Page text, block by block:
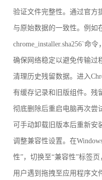
验证文件完整性。通过官方
与原始数据的一致性。例如
chrome_installer.sha256`命
确保网络稳定以避免传输过
清理历史残留数据。进入
有缓存记录和旧版组件。残
彻底删除后重启电脑再次尝
可手动卸载旧版本后重新安
调整兼容性设置。在
性”，切换至“兼容性”标签
用户遇到拖拽至应用程序文